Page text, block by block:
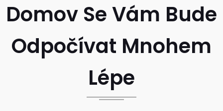
Domov Se Vám Bude
Odpočívat Mnohem
Lépe